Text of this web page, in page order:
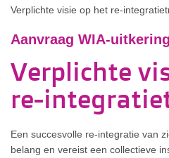
Verplichte visie op het re-
Aanvraag WIA-uitkering
Verplichte
re-
Een succesvolle re-integratie van
belang en vereist een collectieve